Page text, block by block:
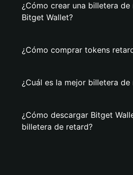
¿Cómo crear una billetera de
Bitget Wallet?
¿Cómo comprar tokens
¿Cuál es la mejor billetera de
¿Cómo descargar Bitget
billetera de retard?